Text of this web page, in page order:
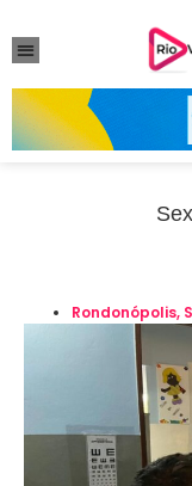
Rondonópolis,